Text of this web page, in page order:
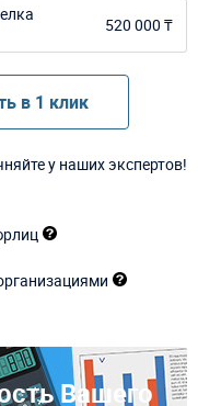
520 000 ₸
в 1 клик
у наших экспертов!
Вашего